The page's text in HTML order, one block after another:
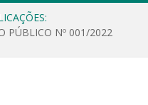
PÚBLICO Nº 001/2022